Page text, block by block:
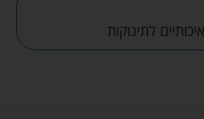
לתינוקות